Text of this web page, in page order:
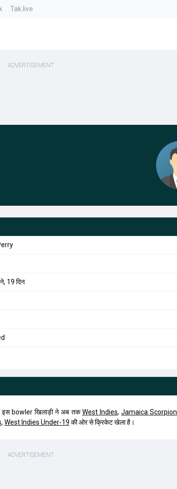
Tak.live
19 दिन
bowler खिलाड़ी ने अब तकWest Indies,Jamaica
, West Indies Under-19 की ओर से क्रिकेट खेला है।